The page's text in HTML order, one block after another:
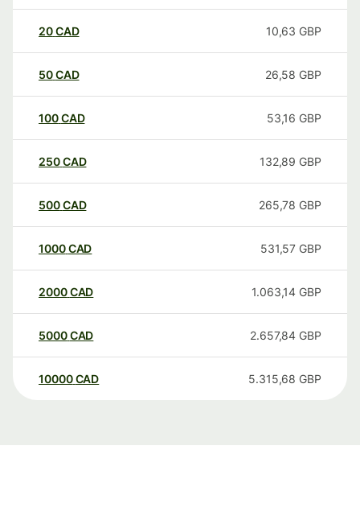
20CAD 10,63 GBP
50CAD 26,58 GBP
100CAD 53,16 GBP
250CAD 132,89 GBP
500CAD 265,78 GBP
1000CAD 531,57 GBP
2000CAD 1.063,14 GBP
5000CAD 2.657,84 GBP
10000 CAD 5.315,68 GBP